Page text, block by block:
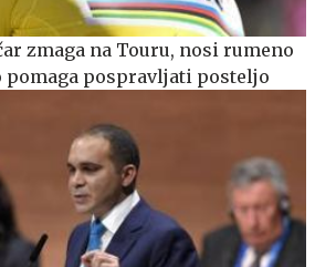
zmaga na Touru, nosi rumeno
pomaga pospravljati posteljo